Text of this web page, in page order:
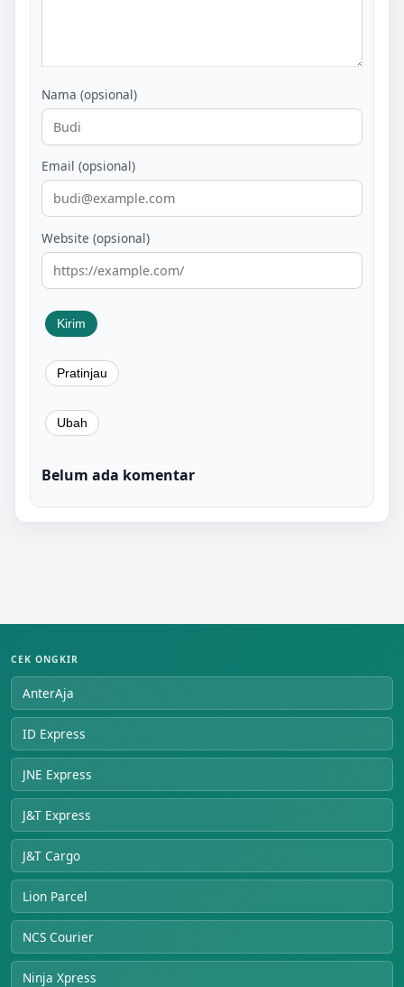
Nama (opsional)
Email (opsional)
Website (opsional)
Belum ada komentar
CEK ONGKIR
AnterAja
ID Express
JNE Express
J&T Express
J&T Cargo
Lion Parcel
NCS Courier
Ninja Xpress